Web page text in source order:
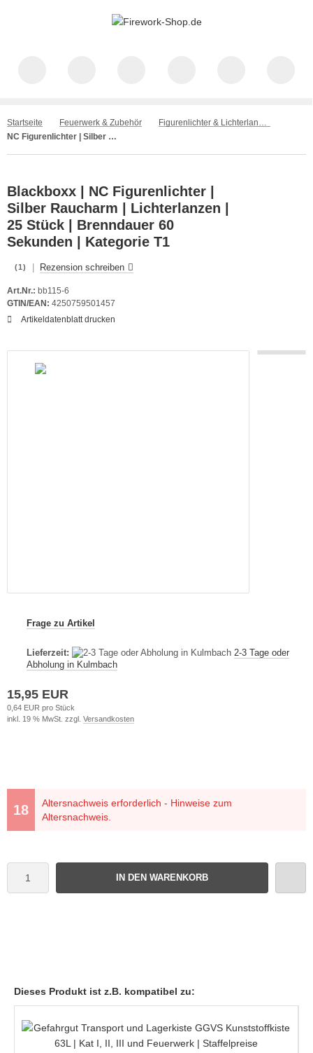
Startseite Feuerwerk & Zubehör
Figurenlichter & Lichterlanzen
NC Figurenlichter | Silber Raucharm | 25 Stück | Lichterlanzen | Blackboxx
Blackboxx | NC Figurenlichter |
Silber Raucharm | Lichterlanzen |
25 Stück | Brenndauer 60
Sekunden | Kategorie T1
(1) Rezension schreiben
Art.Nr.: bb115-6
GTIN/EAN: 4250759501457
Artikeldatenblatt drucken
Frage zu Artikel
Lieferzeit:
2-3 Tage oder
Abholung in Kulmbach
15,95 EUR
0,64 EUR pro Stück
inkl. 19 % MwSt. zzgl. Versandkosten
Altersnachweis erforderlich - Hinweise zum
Altersnachweis.
IN DEN WARENKORB
Dieses Produkt ist z.B. kompatibel zu: